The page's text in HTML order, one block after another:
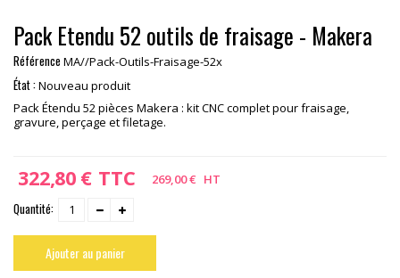
Pack Etendu 52 outils de fraisage - Makera
Référence MA//Pack-Outils-Fraisage-52x
État :Nouveau produit
Pack Étendu 52 pièces Makera : kit CNC complet pour fraisage,
gravure, perçage et filetage.
322,80 € TTC 269,00 € HT
Quantité:
Ajouter au panier